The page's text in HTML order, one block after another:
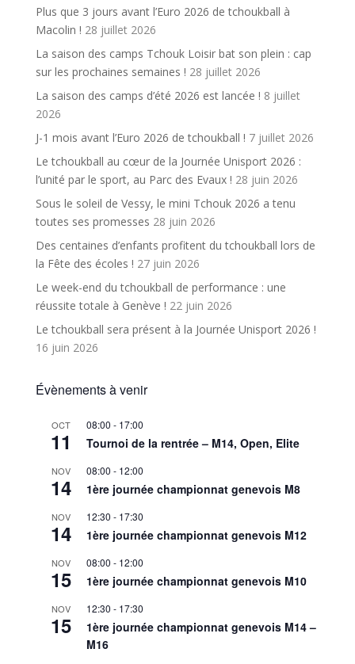
Plus que 3 jours avant l’Euro 2026 de tchoukball à
Macolin ! 28 juillet 2026
La saison des camps Tchouk Loisir bat son plein : cap
sur les prochaines semaines ! 28 juillet 2026
La saison des camps d’été 2026 est lancée ! 8 juillet
2026
J-1 mois avant l’Euro 2026 de tchoukball ! 7 juillet 2026
Le tchoukball au cœur de la Journée Unisport 2026 :
l’unité par le sport, au Parc des Evaux ! 28 juin 2026
Sous le soleil de Vessy, le mini Tchouk 2026 a tenu
toutes ses promesses 28 juin 2026
Des centaines d’enfants profitent du tchoukball lors de
la Fête des écoles ! 27 juin 2026
Le week-end du tchoukball de performance : une
réussite totale à Genève ! 22 juin 2026
Le tchoukball sera présent à la Journée Unisport 2026 !
16 juin 2026
Évènements à venir
OCT
11
08:00 - 17:00
Tournoi de la rentrée – M14, Open, Elite
NOV
14
08:00 - 12:00
1ère journée championnat genevois M8
NOV
14
12:30 - 17:30
1ère journée championnat genevois M12
NOV
15
08:00 - 12:00
1ère journée championnat genevois M10
NOV
15
12:30 - 17:30
1ère journée championnat genevois M14 –
M16